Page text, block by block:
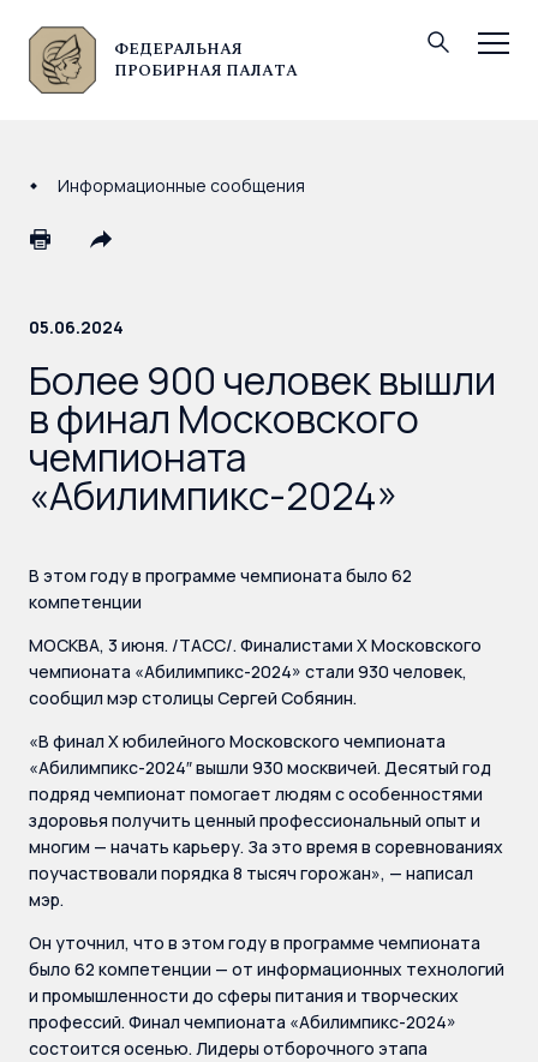
ФЕДЕРАЛЬНАЯ
ПРОБИРНАЯ ПАЛАТА
© Федеральная пробирная палата, 2026
Информационные сообщения
05.06.2024
Более 900 человек вышли
в финал Московского
чемпионата
«Абилимпикс-2024»
В этом году в программе чемпионата было 62
компетенции
МОСКВА, 3 июня. /ТАСС/. Финалистами Х Московского
чемпионата «Абилимпикс-2024» стали 930 человек,
сообщил мэр столицы Сергей Собянин.
«В финал Х юбилейного Московского чемпионата
«Абилимпикс-2024″ вышли 930 москвичей. Десятый год
подряд чемпионат помогает людям с особенностями
здоровья получить ценный профессиональный опыт и
многим — начать карьеру. За это время в соревнованиях
поучаствовали порядка 8 тысяч горожан», — написал
мэр.
Он уточнил, что в этом году в программе чемпионата
было 62 компетенции — от информационных технологий
и промышленности до сферы питания и творческих
профессий. Финал чемпионата «Абилимпикс-2024»
состоится осенью. Лидеры отборочного этапа